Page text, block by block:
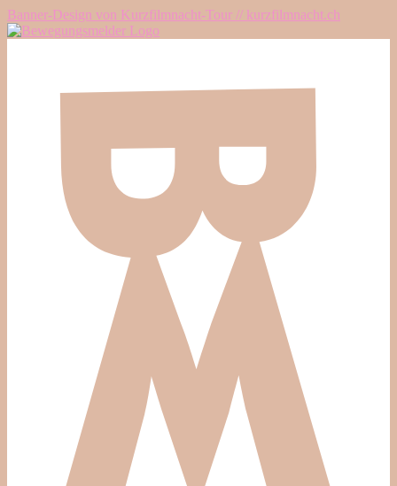
Banner-Design von Kurzfilmnacht-Tour // kurzfilmnacht.ch